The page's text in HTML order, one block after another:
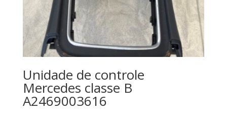
Unidade de controle
Mercedes classe B
A2469003616